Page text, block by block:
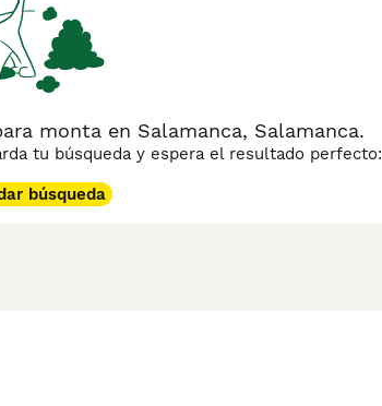
información sobre esta raza de gato.
monta en Salamanca, Salamanca.
tu búsqueda y espera el resultado perfecto:
búsqueda